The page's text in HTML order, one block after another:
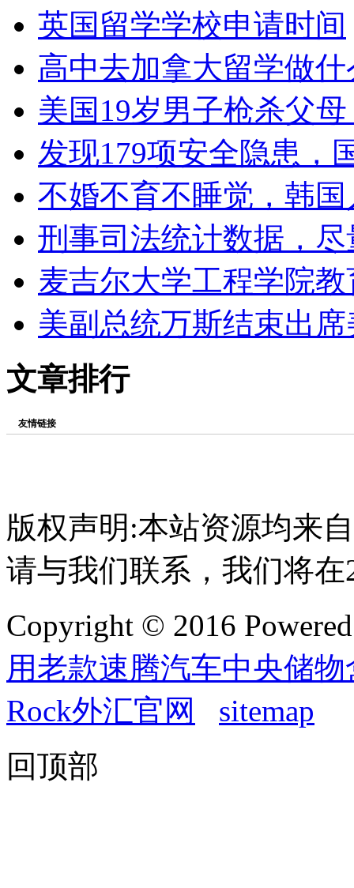
英国留学学校申请时间
高中去加拿大留学做
美国19岁男子枪杀父
发现179项安全隐患，
不婚不育不睡觉，韩
刑事司法统计数据，
麦吉尔大学工程学院
美副总统万斯结束出
文章排行
友情链接
版权声明:本站资源均来
请与我们联系，我们将
Copyright © 2016
用老款速腾汽车中央储
Rock外汇官网
sitemap
回顶部